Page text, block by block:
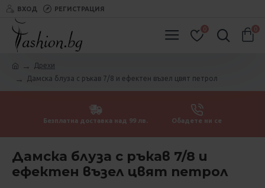
ВХОД РЕГИСТРАЦИЯ
0 0
Дрехи
Дамска блуза с ръкав 7/8 и ефектен възел цвят петрол
Безплатна доставка над 99 лв. Обадете ни се
Дамска блуза с ръкав 7/8 и
ефектен възел цвят петрол